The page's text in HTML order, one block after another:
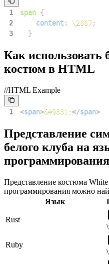
1 span {
2
content : \2667;
3
}
Как
костюм в HTML
//HTML Example
1 <span>&#9831;</span>
Представление
белого клуба на
программирования
Представление костюма
программирования можно
Язык
Rust
Ruby